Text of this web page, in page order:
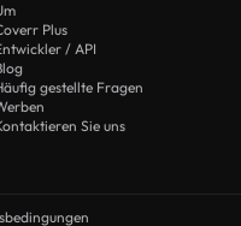
Plus
/ API
gestellte Fragen
Sie uns